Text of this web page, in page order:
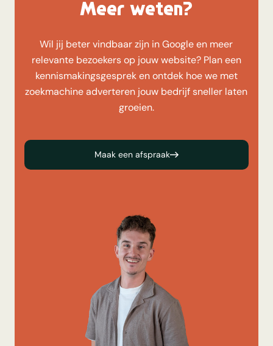
Meer weten?
Wil jij beter vindbaar zijn in Google en meer
relevante bezoekers op jouw website? Plan een
kennismakingsgesprek en ontdek hoe we met
zoekmachine adverteren jouw bedrijf sneller laten
groeien.
Maak een afspraak